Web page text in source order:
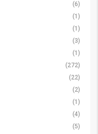
(6)
(1)
(1)
(3)
(1)
(272)
(22)
(2)
(1)
(4)
(5)